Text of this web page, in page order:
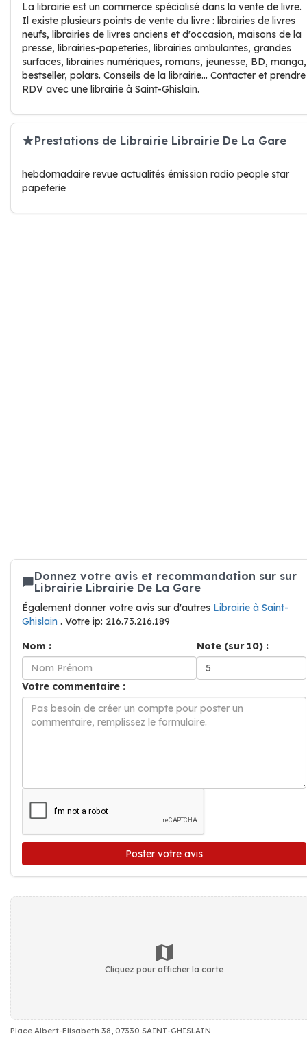
La librairie est un commerce spécialisé dans la vente de livre.
Il existe plusieurs points de vente du livre : librairies de livres
neufs, librairies de livres anciens et d'occasion, maisons de la
presse, librairies-papeteries, librairies ambulantes, grandes
surfaces, librairies numériques, romans, jeunesse, BD, manga,
bestseller, polars. Conseils de la librairie... Contacter et prendre
RDV avec une librairie à Saint-Ghislain.
Prestations de Librairie Librairie De La Gare
hebdomadaire revue actualités émission radio people star
papeterie
Donnez votre avis et recommandation sur sur
Librairie Librairie De La Gare
Également donner votre avis sur d'autres Librairie à Saint-
Ghislain . Votre ip: 216.73.216.189
Nom :
Note (sur 10) :
Votre commentaire :
Poster votre avis
Cliquez pour afficher la carte
Place Albert-Elisabeth 38, 07330 SAINT-GHISLAIN